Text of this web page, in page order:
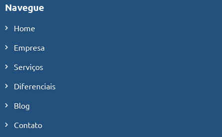
Navegue
Home
Empresa
Serviços
Diferenciais
Blog
Contato